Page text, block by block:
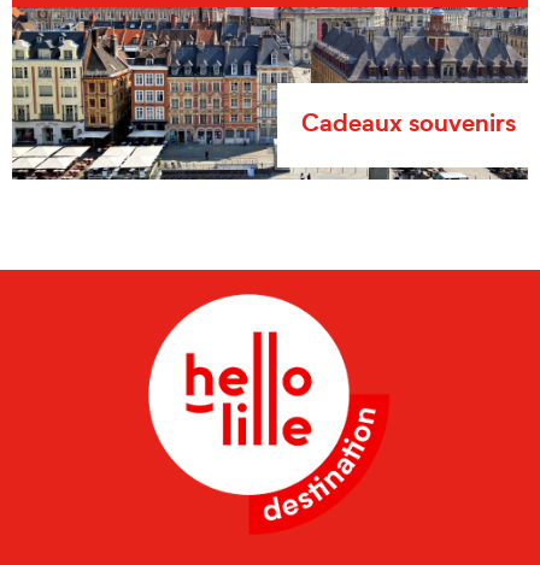
Cadeaux souvenirs